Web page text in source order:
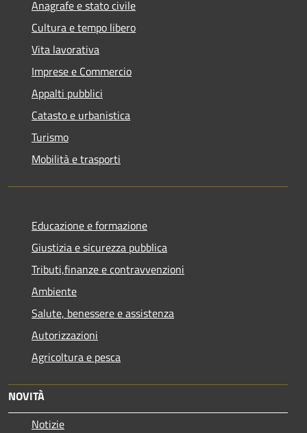
Anagrafe e stato civile
Cultura e tempo libero
Vita lavorativa
Imprese e Commercio
Appalti pubblici
Catasto e urbanistica
Turismo
Mobilità e trasporti
Educazione e formazione
Giustizia e sicurezza pubblica
Tributi,finanze e contravvenzioni
Ambiente
Salute, benessere e assistenza
Autorizzazioni
Agricoltura e pesca
NOVITÀ
Notizie